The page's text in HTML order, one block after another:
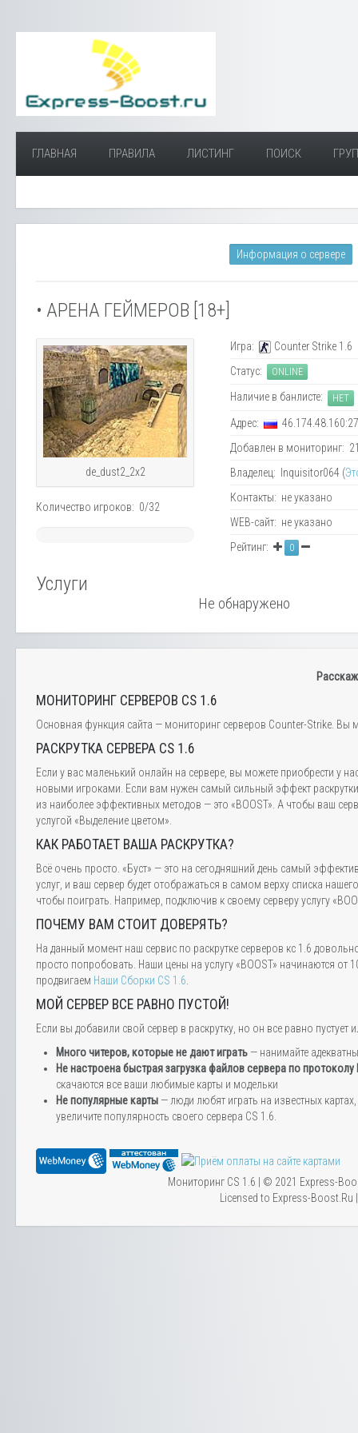
ГЛАВНАЯ ПРАВИЛА ЛИСТИНГ ПОИСК
Информация о сервере
• АРЕНА ГЕЙМЕРОВ [18+]
de_dust2_2x2
Количество игроков: 0/32
Игра:
Counter Strike 1.6
Статус:
ONLINE
Наличие в банлисте: НЕТ
Адрес:
Добавлен в мониторинг:
Владелец: Inquisitor064 (
Контакты: не указано
WEB-сайт: не указано
Рейтинг:
0
Услуги
Не обнаружено
МОНИТОРИНГ СЕРВЕРОВ CS 1.6
Основная функция сайта — мониторинг серверов Counter-Strike. Вы
РАСКРУТКА СЕРВЕРА CS 1.6
Если у вас маленький онлайн на сервере, вы можете приобрести у
новыми игроками. Если вам нужен самый сильный эффект
из наиболее эффективных методов — это «BOOST». А чтобы ваш
услугой «Выделение цветом».
КАК РАБОТАЕТ ВАША РАСКРУТКА?
Всё очень просто. «Буст» — это на сегодняшний день самый
услуг, и ваш сервер будет отображаться в самом верху списка
чтобы поиграть. Например, подключив к своему серверу услугу
ПОЧЕМУ ВАМ СТОИТ ДОВЕРЯТЬ?
На данный момент наш сервис по раскрутке серверов кс 1.6
просто попробовать. Наши цены на услугу «BOOST» начинаются
продвигаем Наши Сборки CS 1.6
МОЙ СЕРВЕР ВСЕ РАВНО ПУСТОЙ!
Если вы добавили свой сервер в раскрутку, но он все равно
Много читеров, которые не дают играть — нанимайте
Не настроена быстрая загрузка файлов сервера по протоколу
скачаются все ваши любимые карты и модельки
Не популярные карты — люди любят играть на известных
увеличите популярность своего сервера CS 1.6.
Мониторинг CS 1.6 | © 2021 Express-
Licensed to Express-